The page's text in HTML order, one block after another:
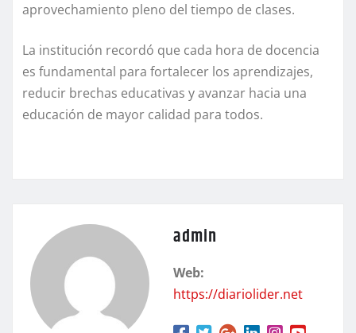
aprovechamiento pleno del tiempo de clases.
La institución recordó que cada hora de docencia
es fundamental para fortalecer los aprendizajes,
reducir brechas educativas y avanzar hacia una
educación de mayor calidad para todos.
admin
Web:
https://diariolider.net